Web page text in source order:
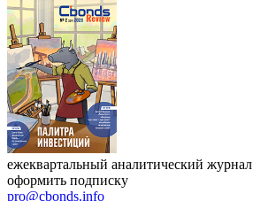
ежеквартальный аналитический журнал
оформить подписку
pro@cbonds.info